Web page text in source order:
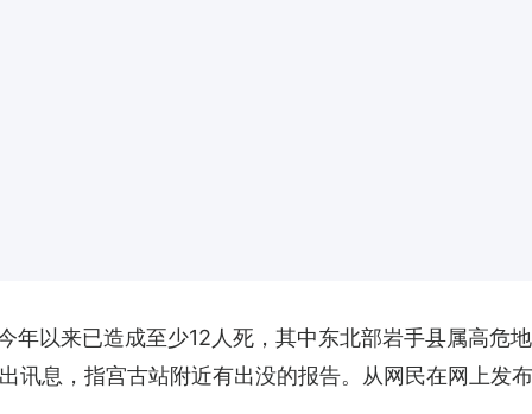
年以来已造成至少12人死，其中东北部岩手县属高危
讯息，指宫古站附近有出没的报告。从网民在网上发